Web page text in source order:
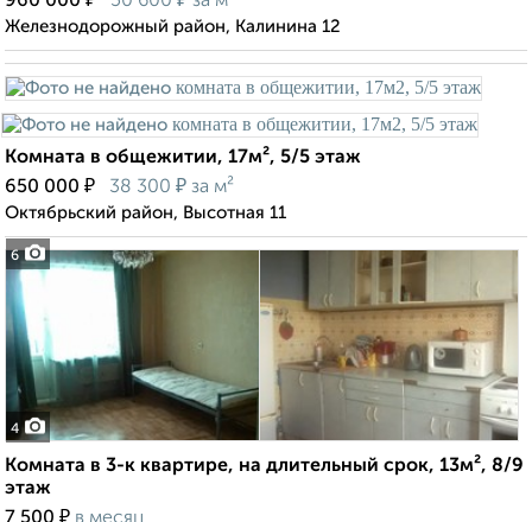
Железнодорожный район, Калинина 12
6
Комната в общежитии, 17м², 5/5 этаж
650 000 ₽ 38 300 ₽ за м²
Октябрьский район, Высотная 11
4
Комната в 3-к квартире, на длительный срок, 13м², 8/9
этаж
₽